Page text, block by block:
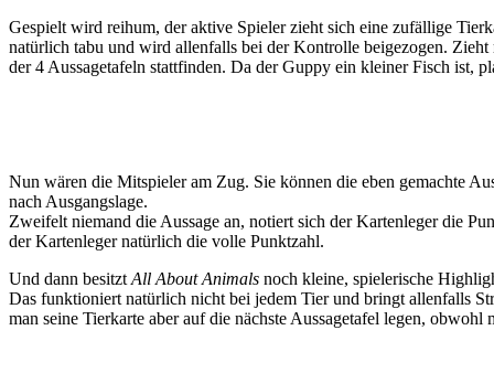
Gespielt wird reihum, der aktive Spieler zieht sich eine zufällige
natürlich tabu und wird allenfalls bei der Kontrolle beigezogen. Zieht
der 4 Aussagetafeln stattfinden. Da der Guppy ein kleiner Fisch ist,
Nun wären die Mitspieler am Zug. Sie können die eben gemachte
nach Ausgangslage.
Zweifelt niemand die Aussage an, notiert sich der Kartenleger die
der Kartenleger natürlich die volle Punktzahl.
Und dann besitztAll About Animals noch kleine, spielerische
Das funktioniert natürlich nicht bei jedem Tier und bringt allenfalls
man seine Tierkarte aber auf die nächste Aussagetafel legen,